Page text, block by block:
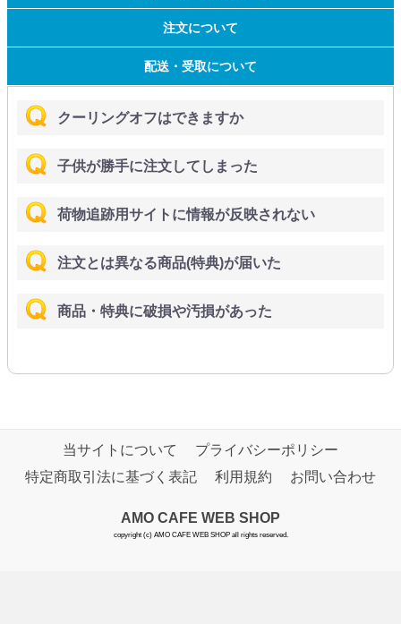
注文について
配送・受取について
クーリングオフはできますか
子供が勝手に注文してしまった
荷物追跡用サイトに情報が反映されない
注文とは異なる商品(特典)が届いた
商品・特典に破損や汚損があった
当サイトについて
プライバシーポリシー
特定商取引法に基づく表記
利用規約 お問い合わせ
AMO CAFE WEB SHOP
copyright (c) AMO CAFE WEB SHOP all rights reserved.